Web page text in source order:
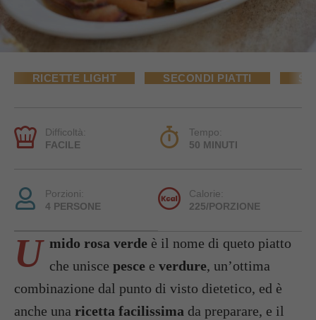
RICETTE LIGHT SECONDI PIATTI
Difficoltà:
FACILE
Tempo:
50 MINUTI
Porzioni:
4 PERSONE
Calorie:
225/PORZIONE
U mido rosa verde è il nome di queto piatto
che unisce pesce e verdure, un’ottima
combinazione dal punto di visto dietetico, ed è
anche una ricetta facilissima da preparare, e il